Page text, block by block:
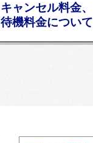
キャンセル料金、
待機料金について